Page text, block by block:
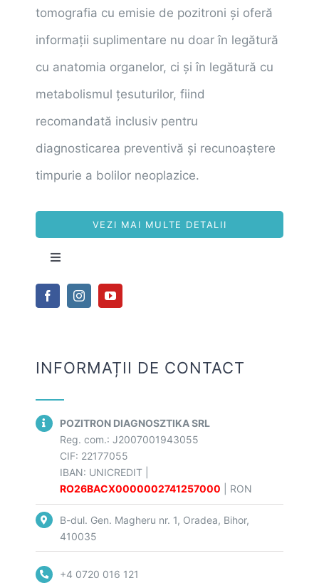
tomografia cu emisie de pozitroni și oferă
informații suplimentare nu doar în legătură
cu anatomia organelor, ci și în legătură cu
metabolismul țesuturilor, fiind
recomandată inclusiv pentru
diagnosticarea preventivă și recunoaștere
timpurie a bolilor neoplazice.
VEZI MAI MULTE DETALII
Toggle
Termeni și condiții
INFORMAȚII DE CONTACT
POZITRON DIAGNOSZTIKA SRL
Reg. com.: J2007001943055
CIF: 22177055
IBAN: UNICREDIT|
RO26BACX0000002741257000 | RON
B-dul. Gen. Magheru nr. 1, Oradea, Bihor,
410035
+4 0720 016 121